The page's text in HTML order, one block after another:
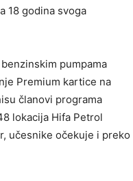
18 godina svoga
pumpama
Premium kartice na
članovi programa
lokacija Hifa Petrol
učesnike očekuje i preko